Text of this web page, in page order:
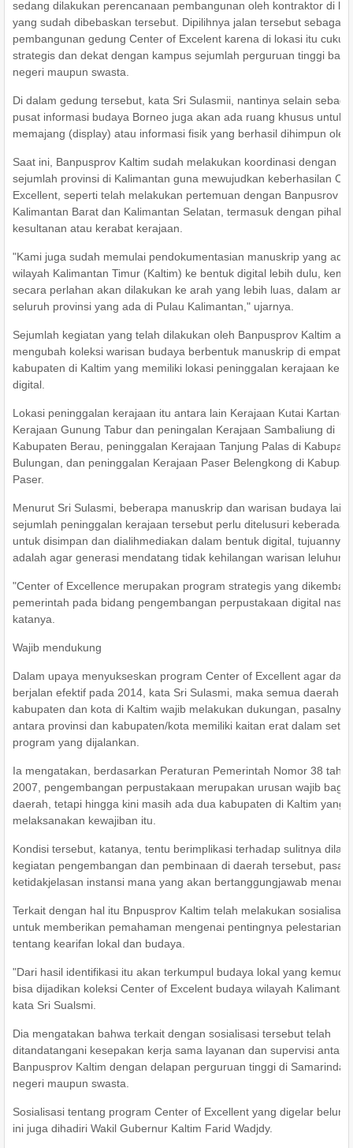
sedang dilakukan perencanaan pembangunan oleh kontraktor di
yang sudah dibebaskan tersebut. Dipilihnya jalan tersebut sebagai
pembangunan gedung Center of Excelent karena di lokasi itu cukup
strategis dan dekat dengan kampus sejumlah perguruan tinggi baik
negeri maupun swasta.
Di dalam gedung tersebut, kata Sri Sulasmii, nantinya selain
pusat informasi budaya Borneo juga akan ada ruang khusus untuk
memajang (display) atau informasi fisik yang berhasil dihimpun oleh
Saat ini, Banpusprov Kaltim sudah melakukan koordinasi dengan
sejumlah provinsi di Kalimantan guna mewujudkan keberhasilan
Excellent, seperti telah melakukan pertemuan dengan Banpusrov
Kalimantan Barat dan Kalimantan Selatan, termasuk dengan pihak
kesultanan atau kerabat kerajaan.
"Kami juga sudah memulai pendokumentasian manuskrip yang ada
wilayah Kalimantan Timur (Kaltim) ke bentuk digital lebih dulu,
secara perlahan akan dilakukan ke arah yang lebih luas, dalam arti
seluruh provinsi yang ada di Pulau Kalimantan," ujarnya.
Sejumlah kegiatan yang telah dilakukan oleh Banpusprov Kaltim
mengubah koleksi warisan budaya berbentuk manuskrip di empat
kabupaten di Kaltim yang memiliki lokasi peninggalan kerajaan ke
digital.
Lokasi peninggalan kerajaan itu antara lain Kerajaan Kutai
Kerajaan Gunung Tabur dan peningalan Kerajaan Sambaliung di
Kabupaten Berau, peninggalan Kerajaan Tanjung Palas di
Bulungan, dan peninggalan Kerajaan Paser Belengkong di
Paser.
Menurut Sri Sulasmi, beberapa manuskrip dan warisan budaya lain
sejumlah peninggalan kerajaan tersebut perlu ditelusuri
untuk disimpan dan dialihmediakan dalam bentuk digital, tujuannya
adalah agar generasi mendatang tidak kehilangan warisan
"Center of Excellence merupakan program strategis yang
pemerintah pada bidang pengembangan perpustakaan digital
katanya.
Wajib mendukung
Dalam upaya menyukseskan program Center of Excellent agar
berjalan efektif pada 2014, kata Sri Sulasmi, maka semua daerah
kabupaten dan kota di Kaltim wajib melakukan dukungan, pasalnya
antara provinsi dan kabupaten/kota memiliki kaitan erat dalam
program yang dijalankan.
Ia mengatakan, berdasarkan Peraturan Pemerintah Nomor 38
2007, pengembangan perpustakaan merupakan urusan wajib bagi
daerah, tetapi hingga kini masih ada dua kabupaten di Kaltim yang
melaksanakan kewajiban itu.
Kondisi tersebut, katanya, tentu berimplikasi terhadap sulitnya
kegiatan pengembangan dan pembinaan di daerah tersebut,
ketidakjelasan instansi mana yang akan bertanggungjawab
Terkait dengan hal itu Bnpusprov Kaltim telah melakukan sosialisasi,
untuk memberikan pemahaman mengenai pentingnya pelestarian
tentang kearifan lokal dan budaya.
"Dari hasil identifikasi itu akan terkumpul budaya lokal yang
bisa dijadikan koleksi Center of Excelent budaya wilayah
kata Sri Sualsmi.
Dia mengatakan bahwa terkait dengan sosialisasi tersebut telah
ditandatangani kesepakan kerja sama layanan dan supervisi antara
Banpusprov Kaltim dengan delapan perguruan tinggi di Samarinda
negeri maupun swasta.
Sosialisasi tentang program Center of Excellent yang digelar belum
ini juga dihadiri Wakil Gubernur Kaltim Farid Wadjdy.